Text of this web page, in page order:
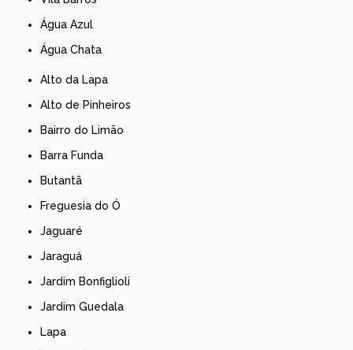
Água Azul
Água Chata
Alto da Lapa
Alto de Pinheiros
Bairro do Limão
Barra Funda
Butantã
Freguesia do Ó
Jaguaré
Jaraguá
Jardim Bonfiglioli
Jardim Guedala
Lapa